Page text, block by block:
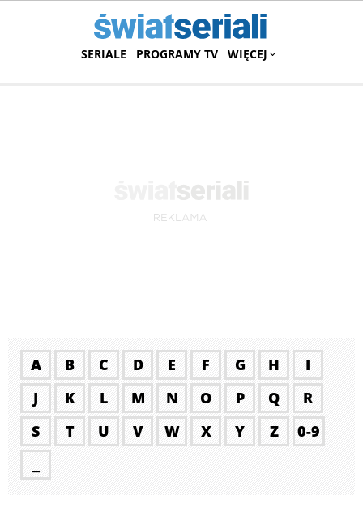
SERIALE PROGRAMY TV WIĘCEJ
A B C D E F G H
I
J
K L M N O P Q
R
S
T U V W X Y Z
0-9